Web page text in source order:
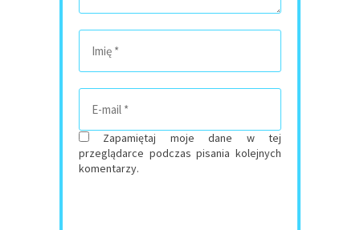
Zapamiętaj moje dane w tej
przeglądarce podczas pisania kolejnych
komentarzy.